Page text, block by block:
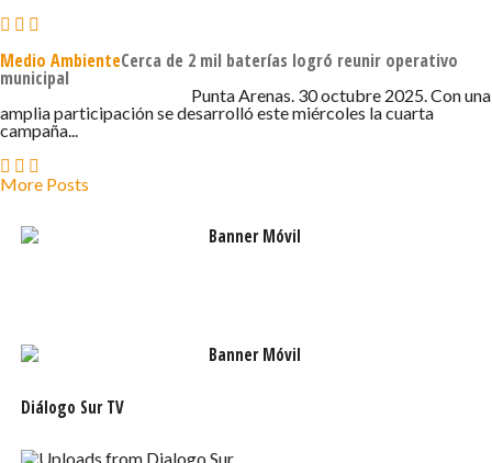
Medio AmbienteCerca de 2 mil baterías logró reunir operativo
municipal
30 DE OCTUBRE DE 2025 - 12:52 Punta Arenas. 30 octubre 2025. Con una
amplia participación se desarrolló este miércoles la cuarta
campaña...
More Posts
Diálogo Sur TV